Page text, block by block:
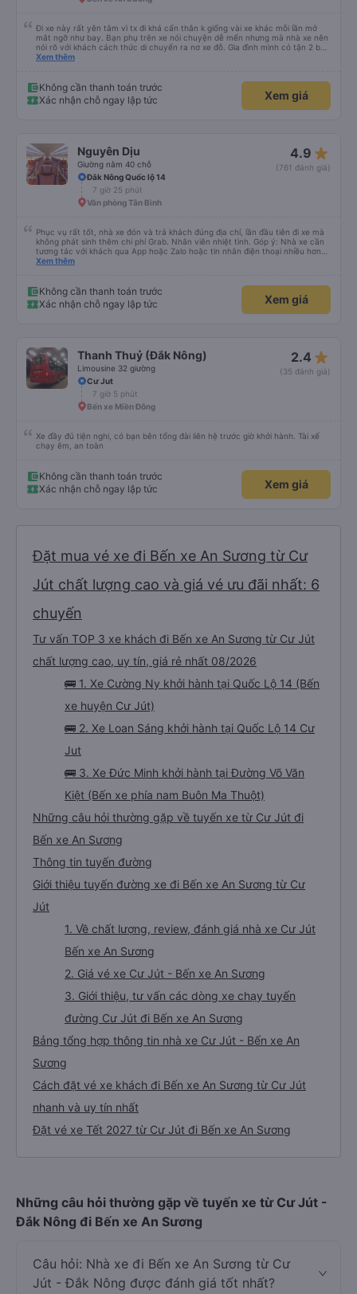
Đi xe này rất yên tâm vì tx đi khá cẩn thân k giống vài xe khác mỗi lần mở
mắt ngỡ như bay. Bạn phụ trên xe nói chuyện dễ mến nhưng mà nhà xe nên
nói rõ với khách cách thức di chuyển ra nơ xe đỗ. Gia đình mình có tận 2 bé
nhỏ tay xách nách mang mà mình bị xoay vòng vòng đi bộ đến khu đỗ xe thì
Xem thêm
Không cần thanh toán trước
Xác nhận chỗ ngay lập tức
Xem giá
Nguyên Dịu
Giường nằm 40 chỗ
4.9 star_rate
(761 đánh giá)
Đắk Nông Quốc lộ 14
7 giờ 25 phút
Văn phòng Tân Bình
Phục vụ rất tốt, nhà xe đón và trả khách đúng địa chỉ, lần đầu tiên đi xe mà
không phát sinh thêm chi phí Grab. Nhân viên nhiệt tình. Góp ý: Nhà xe cần
tương tác với khách qua App hoặc Zalo hoặc tin nhắn điện thoại nhiều hơn
nữa để hành khách yên tâm đặc biệt là khách đặt vé qua App. Chân thành
Xem thêm
Không cần thanh toán trước
Xác nhận chỗ ngay lập tức
Xem giá
Thanh Thuỷ (Đắk Nông)
Limousine 32 giường
2.4 star_rate
(35 đánh giá)
Cư Jut
7 giờ 5 phút
Bến xe Miền Đông
Xe đầy đủ tiện nghi, có bạn bên tổng đài liên hệ trước giờ khởi hành. Tài xế
chạy êm, an toàn
Không cần thanh toán trước
Xác nhận chỗ ngay lập tức
Xem giá
Đặt mua vé xe đi Bến xe An Sương từ Cư
Jút chất lượng cao và giá vé ưu đãi nhất: 6
chuyến
Tư vấn TOP 3 xe khách đi Bến xe An Sương từ Cư Jút
chất lượng cao, uy tín, giá rẻ nhất 08/2026
🚌 1. Xe Cường Ny khởi hành tại Quốc Lộ 14 (Bến
xe huyện Cư Jút)
🚌 2. Xe Loan Sáng khởi hành tại Quốc Lộ 14 Cư
Jut
🚌 3. Xe Đức Minh khởi hành tại Đường Võ Văn
Kiệt (Bến xe phía nam Buôn Ma Thuột)
Những câu hỏi thường gặp về tuyến xe từ Cư Jút đi
Bến xe An Sương
Thông tin tuyến đường
Giới thiệu tuyến đường xe đi Bến xe An Sương từ Cư
Jút
1. Về chất lượng, review, đánh giá nhà xe Cư Jút
Bến xe An Sương
2. Giá vé xe Cư Jút - Bến xe An Sương
3. Giới thiệu, tư vấn các dòng xe chạy tuyến
đường Cư Jút đi Bến xe An Sương
Bảng tổng hợp thông tin nhà xe Cư Jút - Bến xe An
Sương
Cách đặt vé xe khách đi Bến xe An Sương từ Cư Jút
nhanh và uy tín nhất
Đặt vé xe Tết 2027 từ Cư Jút đi Bến xe An Sương
Những câu hỏi thường gặp về tuyến xe từ Cư Jút -
Đắk Nông đi Bến xe An Sương
Câu hỏi: Nhà xe đi Bến xe An Sương từ Cư
Jút - Đắk Nông được đánh giá tốt nhất?